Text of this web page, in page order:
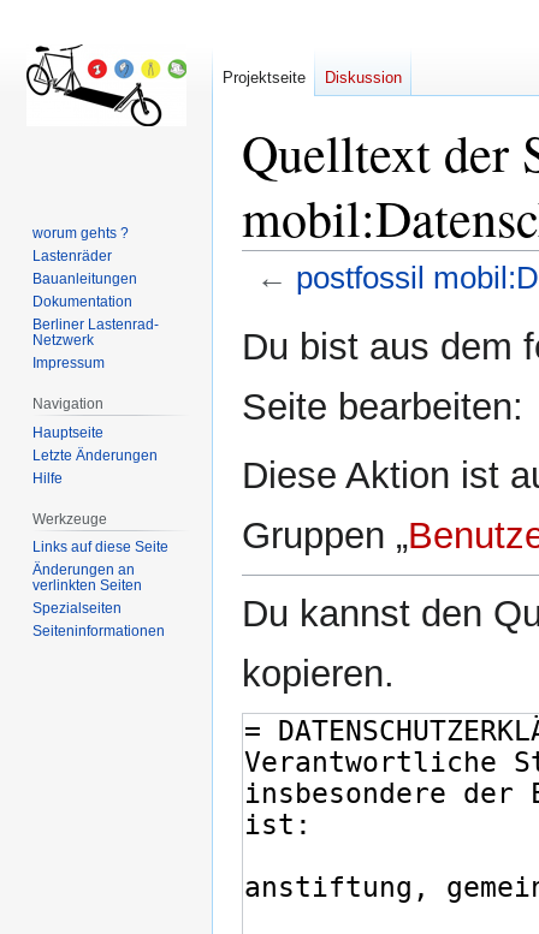
Quelltext der
← postfossil
Navigation
Suche
Du bist aus dem
Seite bearbeiten:
Diese Aktion ist
Gruppen „
Du kannst den
kopieren.
Projektseite Diskussion
worum gehts ?
Lastenräder
Bauanleitungen
Dokumentation
Berliner Lastenrad-
Netzwerk
Impressum
Navigation
Hauptseite
Letzte Änderungen
Hilfe
Werkzeuge
Links auf diese Seite
Änderungen an
verlinkten Seiten
Spezialseiten
Seiten­informationen